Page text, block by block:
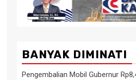
BANYAK DIMINATI
Pengembalian Mobil Gubernur